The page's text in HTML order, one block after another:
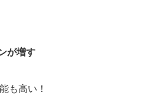
が増す
も高い！